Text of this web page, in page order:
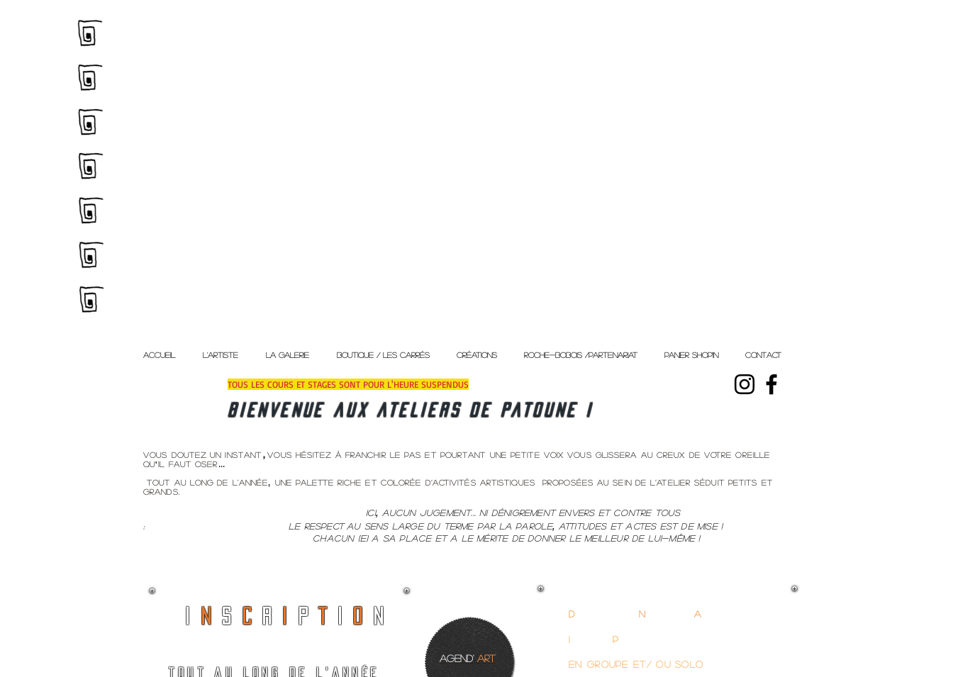
ACCUEIL L'ARTISTE LA GALERIE BOUTIQUE / Les Carrés créations ROCHE-BOBOIS /Partenariat PANIER shop'in CONTACT
TOUS LES COURS ET STAGES SONT POUR L'HEURE SUSPENDUS
bienvenue aux ateliers de patoune !
N S C R P N
tout au long de l'année
d ébutants/N A
I p
EN GROUPE et/ ou SOLO
agend' art
Vous doutez un instant ,vous hésitez à franchir le pas et pourtant une petite voix vous glissera au creux de votre oreille
qu'il faut oser ...
Tout au long de l'année,
une palette riche et colorée d’activités artistiques proposées au sein de l’atelier séduit petits et
grands.
Ici, aucun jugement... ni dénigrement envers et contre tous
: le respect au sens large du terme par la parole, attitudes et actes est de mise !
chacun (e) a sa place et a le mérite de donner le meilleur de lui-même !